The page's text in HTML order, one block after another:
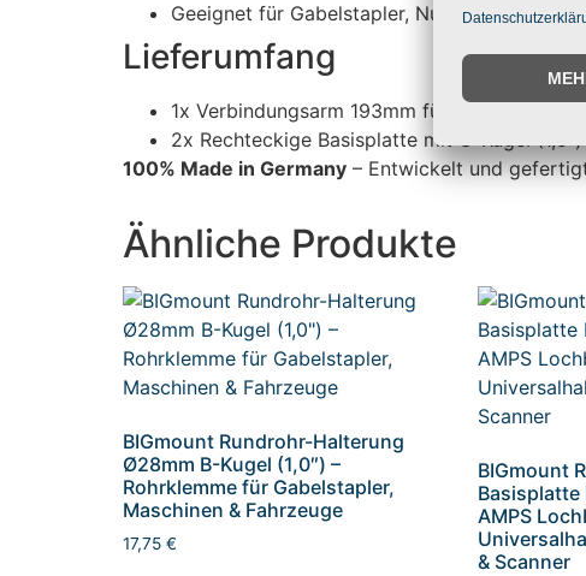
Geeignet für Gabelstapler, Nutzfahrzeuge,
Lieferumfang
1x Verbindungsarm 193mm für C-Kugeln (1,5″)
2x Rechteckige Basisplatte mit C-Kugel
100% Made in Germany – Entwickelt und
Ähnliche Produkte
BIGmount Rundrohr-Halterung
Ø28mm B-Kugel (1,0″) –
Rohrklemme für Gabelstapler,
Maschinen & Fahrzeuge
17,75 €
BIGmount
Basisplatte
AMPS
& Scanner